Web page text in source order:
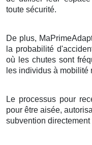
toute sécurité.
De plus,
la probabilité
où les chutes sont
les individus à mobilité
Le processus pour
pour être aisée,
subvention